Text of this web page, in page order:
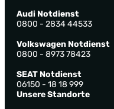
Audi Notdienst
0800 - 2834 44533
Volkswagen Notdienst
0800 - 8973 78423
SEAT Notdienst
06150 - 18 18 999
Unsere Standorte